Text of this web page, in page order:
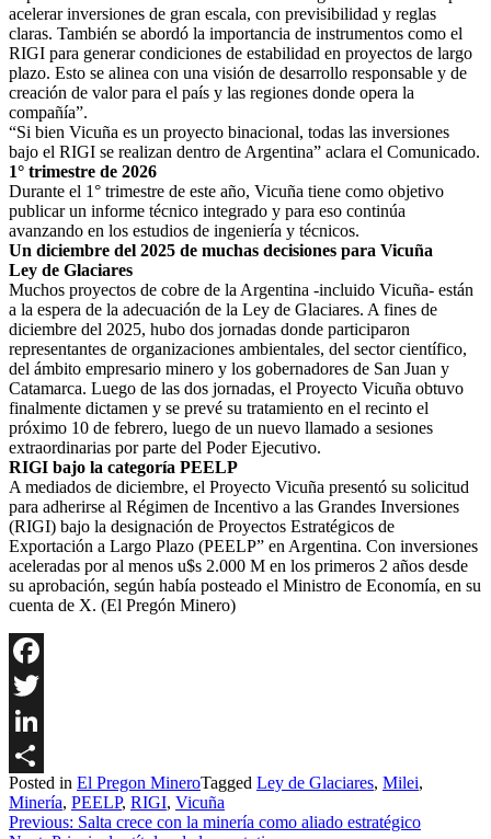
acelerar inversiones de gran escala, con previsibilidad y reglas
claras. También se abordó la importancia de instrumentos como el
RIGI para generar condiciones de estabilidad en proyectos de largo
plazo. Esto se alinea con una visión de desarrollo responsable y de
creación de valor para el país y las regiones donde opera la
compañía”.
“Si bien Vicuña es un proyecto binacional, todas las inversiones
bajo el RIGI se realizan dentro de Argentina” aclara el Comunicado.
1° trimestre de 2026
Durante el 1° trimestre de este año, Vicuña tiene como objetivo
publicar un informe técnico integrado y para eso continúa
avanzando en los estudios de ingeniería y técnicos.
Un diciembre del 2025 de muchas decisiones para Vicuña
Ley de Glaciares
Muchos proyectos de cobre de la Argentina -incluido Vicuña- están
a la espera de la adecuación de la Ley de Glaciares. A fines de
diciembre del 2025, hubo dos jornadas donde participaron
representantes de organizaciones ambientales, del sector científico,
del ámbito empresario minero y los gobernadores de San Juan y
Catamarca. Luego de las dos jornadas, el Proyecto Vicuña obtuvo
finalmente dictamen y se prevé su tratamiento en el recinto el
próximo 10 de febrero, luego de un nuevo llamado a sesiones
extraordinarias por parte del Poder Ejecutivo.
RIGI bajo la categoría PEELP
A mediados de diciembre, el Proyecto Vicuña presentó su solicitud
para adherirse al Régimen de Incentivo a las Grandes Inversiones
(RIGI) bajo la designación de Proyectos Estratégicos de
Exportación a Largo Plazo (PEELP” en Argentina. Con inversiones
aceleradas por al menos u$s 2.000 M en los primeros 2 años desde
su aprobación, según había posteado el Ministro de Economía, en su
cuenta de X. (El Pregón Minero)
Facebook
Twitter
LinkedIn
Share
Posted in El Pregon MineroTagged Ley de Glaciares, Milei,
Minería, PEELP, RIGI, Vicuña
Navegación
Previous: Salta crece con la minería como aliado estratégico